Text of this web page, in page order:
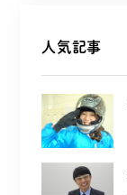
人気記事